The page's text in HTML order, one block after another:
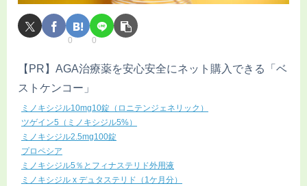
0 0
【PR】AGA治療薬を安心安全にネット購入できる「ベ
ストケンコー」
ミノキシジル10mg10錠（ロニテンジェネリック）
ツゲイン5（ミノキシジル5%）
ミノキシジル2.5mg100錠
プロペシア
ミノキシジル5％とフィナステリド外用液
ミノキシジル x デュタステリド（1ケ月分）